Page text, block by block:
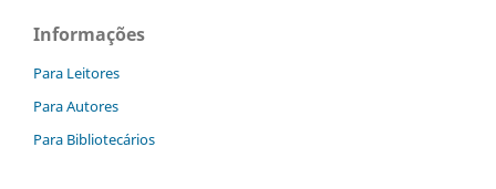
Informações
Para Leitores
Para Autores
Para Bibliotecários